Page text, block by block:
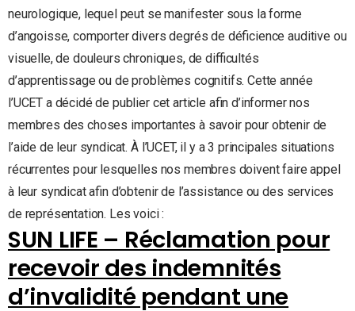
neurologique, lequel peut se manifester sous la forme
d’angoisse, comporter divers degrés de déficience auditive ou
visuelle, de douleurs chroniques, de difficultés
d’apprentissage ou de problèmes cognitifs. Cette année
l’UCET a décidé de publier cet article afin d’informer nos
membres des choses importantes à savoir pour obtenir de
l’aide de leur syndicat. À l’UCET, il y a 3 principales situations
récurrentes pour lesquelles nos membres doivent faire appel
à leur syndicat afin d’obtenir de l’assistance ou des services
de représentation. Les voici :
SUN LIFE – Réclamation pour
recevoir des indemnités
d’invalidité pendant une